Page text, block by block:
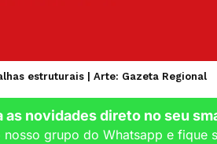
estruturais | Arte: Gazeta Regional
as novidades direto no seu
nosso grupo do Whatsapp e fique